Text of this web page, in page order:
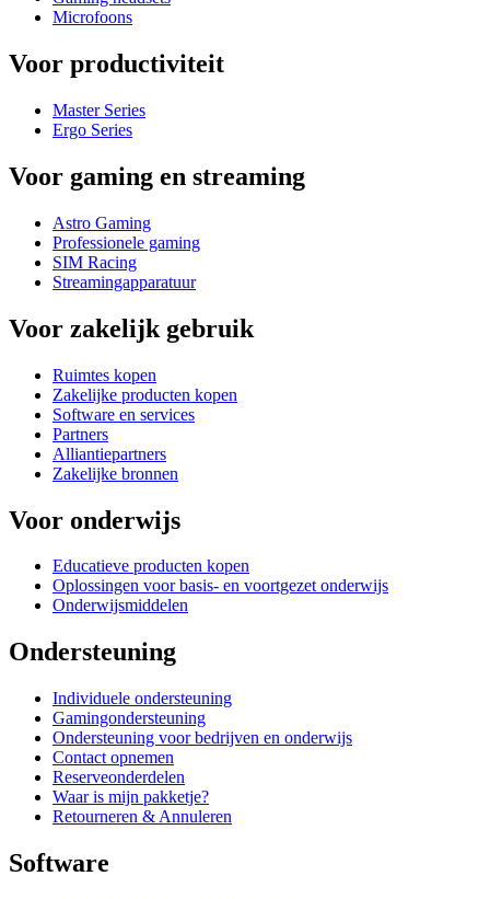
Microfoons
Voor productiviteit
Master Series
Ergo Series
Voor gaming en streaming
Astro Gaming
Professionele gaming
SIM Racing
Streamingapparatuur
Voor zakelijk gebruik
Ruimtes kopen
Zakelijke producten kopen
Software en services
Partners
Alliantiepartners
Zakelijke bronnen
Voor onderwijs
Educatieve producten kopen
Oplossingen voor basis- en voortgezet onderwijs
Onderwijsmiddelen
Ondersteuning
Individuele ondersteuning
Gamingondersteuning
Ondersteuning voor bedrijven en onderwijs
Contact opnemen
Reserveonderdelen
Waar is mijn pakketje?
Retourneren & Annuleren
Software